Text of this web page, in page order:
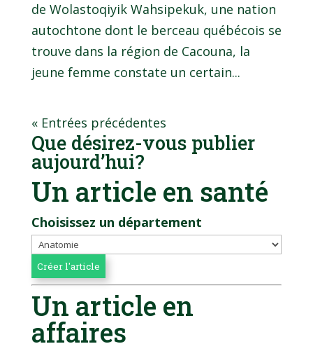
de Wolastoqiyik Wahsipekuk, une nation
autochtone dont le berceau québécois se
trouve dans la région de Cacouna, la
jeune femme constate un certain...
« Entrées précédentes
Que désirez-vous publier
aujourd’hui?
Un article en santé
Choisissez un département
Un article en
affaires